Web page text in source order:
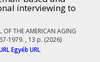
interviewing to
OF THE AMERICAN AGING
1979. , 13 p. (2026)
Egyéb URL